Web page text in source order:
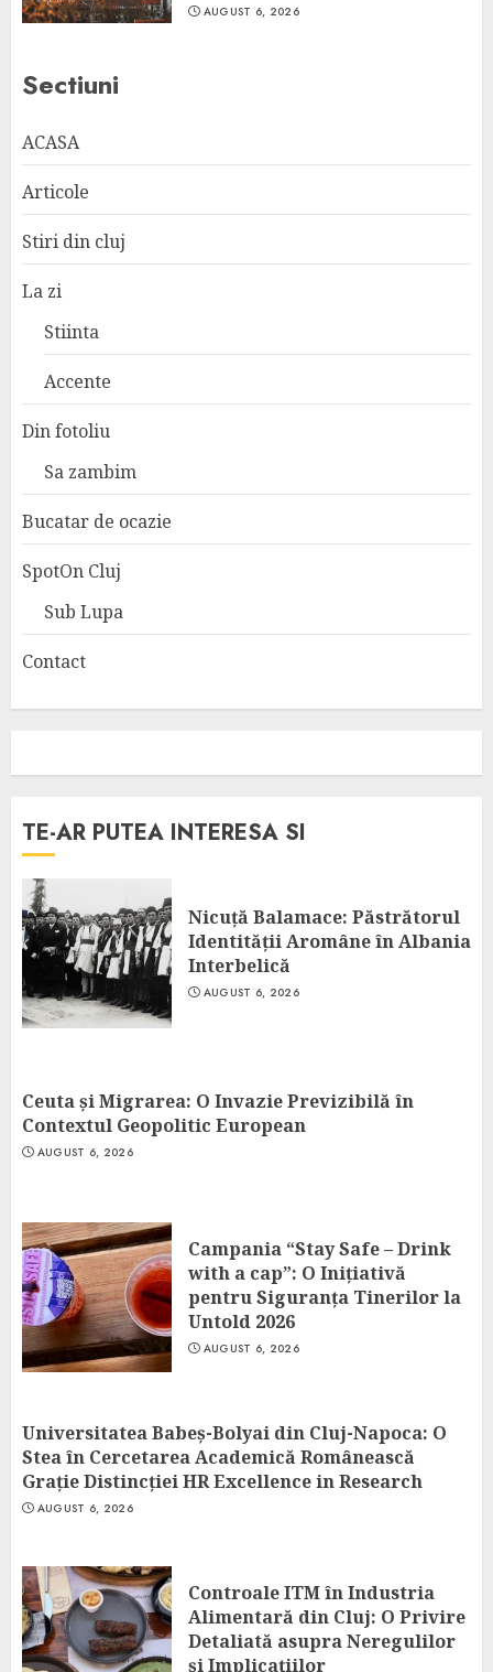
AUGUST 6, 2026
Sectiuni
ACASA
Articole
Stiri din cluj
La zi
Stiinta
Accente
Din fotoliu
Sa zambim
Bucatar de ocazie
SpotOn Cluj
Sub Lupa
Contact
TE-AR PUTEA INTERESA SI
Nicuță Balamace: Păstrătorul
Identității Aromâne în Albania
Interbelică
AUGUST 6, 2026
Ceuta și Migrarea: O Invazie Previzibilă în
Contextul Geopolitic European
AUGUST 6, 2026
Campania “Stay Safe – Drink
with a cap”: O Inițiativă
pentru Siguranța Tinerilor la
Untold 2026
AUGUST 6, 2026
Universitatea Babeș-Bolyai din Cluj-Napoca: O
Stea în Cercetarea Academică Românească
Grație Distincției HR Excellence in Research
AUGUST 6, 2026
Controale ITM în Industria
Alimentară din Cluj: O Privire
Detaliată asupra Neregulilor
și Implicațiilor